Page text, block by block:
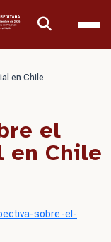
en Chile
el
en Chile
sobre-el-